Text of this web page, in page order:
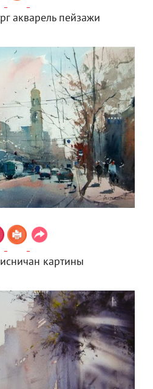
акварель пейзажи
картины